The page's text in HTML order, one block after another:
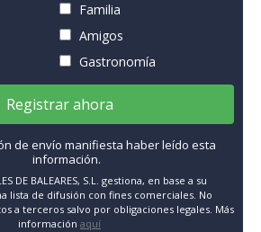
Familia
Amigos
Gastronomía
Registrar ahora
de envío manifiesta haber leído esta
información.
DE BALEARES, S.L. gestiona, en base a su
lista de difusión con fines comerciales. No
a terceros salvo por obligaciones legales. Más
información aquí